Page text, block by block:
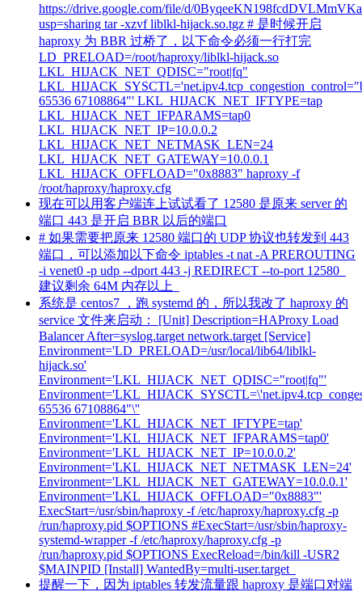
https://drive.google.com/file/d/
usp=sharing tar -xzvf liblkl-hijack.so.tgz # 是时候开启
haproxy 为 BBR 过桥了，以下命令必须一行打完
LD_PRELOAD=/root/haproxy/liblkl-hijack.so
LKL_HIJACK_NET_QDISC="root|fq"
65536 67108864"' LKL_HIJACK_NET_IFTYPE=tap
LKL_HIJACK_NET_IFPARAMS=tap0
LKL_HIJACK_NET_IP=10.0.0.2
LKL_HIJACK_NET_NETMASK_LEN=24
LKL_HIJACK_NET_GATEWAY=10.0.0.1
LKL_HIJACK_OFFLOAD="0x8883" haproxy -f
/root/haproxy/haproxy.cfg
现在可以用客户端连上试试看了 12580 是原来 server 的
端口 443 是开启 BBR 以后的端口
# 如果需要把原来 12580 端口的 UDP 协议也转发到 443
端口，可以添加以下命令 iptables -t nat -A PREROUTING
-i venet0 -p udp --dport 443 -j REDIRECT --to-port 12580
建议剩余 64M 内存以上
系统是 centos7 ，跑 systemd 的，所以我改了 haproxy 的
service 文件来启动： [Unit] Description=HAProxy Load
Balancer After=syslog.target network.target [Service]
Environment='LD_PRELOAD=/usr/local/lib64/liblkl-
hijack.so'
Environment='LKL_HIJACK_NET_QDISC="root|fq"'
65536 67108864"\''
Environment='LKL_HIJACK_NET_IFTYPE=tap'
Environment='LKL_HIJACK_NET_IFPARAMS=tap0'
Environment='LKL_HIJACK_NET_IP=10.0.0.2'
Environment='LKL_HIJACK_NET_NETMASK_LEN=24'
Environment='LKL_HIJACK_NET_GATEWAY=10.0.0.1'
Environment='LKL_HIJACK_OFFLOAD="0x8883"'
ExecStart=/usr/sbin/haproxy -f /etc/haproxy/haproxy.cfg -p
/run/haproxy.pid $OPTIONS #ExecStart=/usr/sbin/haproxy-
systemd-wrapper -f /etc/haproxy/haproxy.cfg -p
/run/haproxy.pid $OPTIONS ExecReload=/bin/kill -USR2
$MAINPID [Install] WantedBy=multi-user.target
提醒一下，因为 iptables 转发流量跟 haproxy 是端口对端